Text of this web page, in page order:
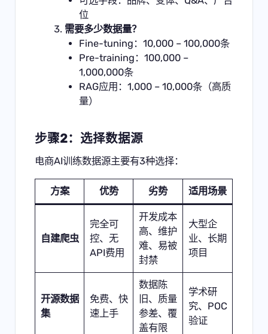
位
需要多少数据量？
Fine-tuning：10,000 – 100,000条
Pre-training：100,000 –
1,000,000条
RAG应用：1,000 – 10,000条（高质
量）
步骤2：选择数据源
电商AI训练数据源主要有3种选择：
方案 优势 劣势 适用场景
自建爬虫
完全可
控、无
API费用
开发成本
高、维护
难、易被
封禁
大型企
业、长期
项目
开源数据
集
免费、快
速上手
数据陈
旧、质量
参差、覆
盖有限
学术研
究、POC
验证